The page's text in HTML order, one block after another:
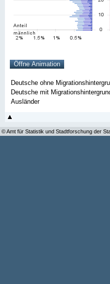
Deutsche ohne
Deutsche mit
Ausländer
© Amt für Statistik und Stadtforschung der